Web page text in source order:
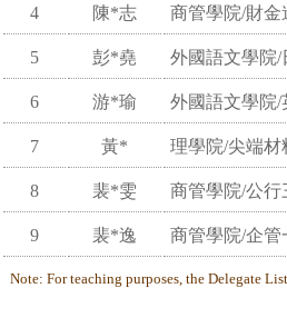
4 陳*志 商管學院/財金
5 彭*堯 外國語文學院/
6 游*瑜 外國語文學院/
7 黃* 理學院/尖端材
8 裴*雯 商管學院/公行
9 裴*逸 商管學院/企管
Note: For teaching purposes, the Delegate